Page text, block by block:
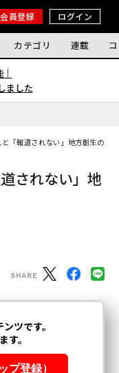
会員登録 ログイン
カテゴリ 連載
ました
「報道されない」地方創生の舞
されない」地